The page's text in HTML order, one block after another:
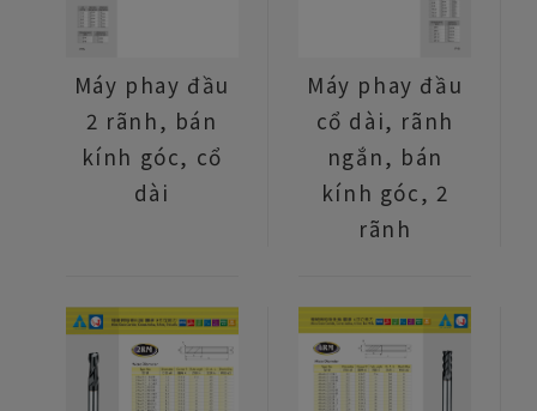
Máy phay đầu
2 rãnh, bán
kính góc, cổ
dài
Máy phay đầu
cổ dài, rãnh
ngắn, bán
kính góc, 2
rãnh